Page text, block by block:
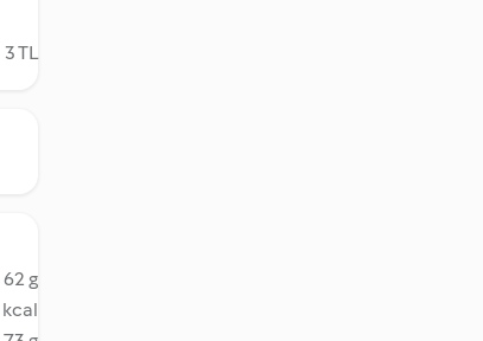
3 TL
62 g
kcal